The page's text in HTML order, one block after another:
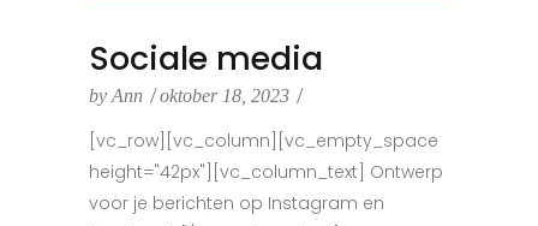
Sociale media
by Ann oktober 18, 2023
[vc_row][vc_column][vc_empty_space
height="42px"][vc_column_text] Ontwerp
voor je berichten op Instagram en